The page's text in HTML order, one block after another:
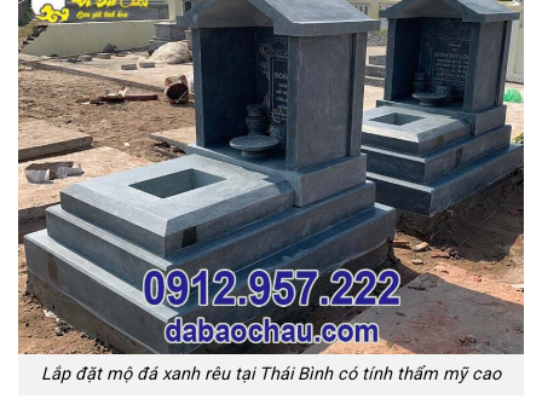
Lắp đặt mộ đá xanh rêu tại Thái Bình có tính thẩm mỹ cao